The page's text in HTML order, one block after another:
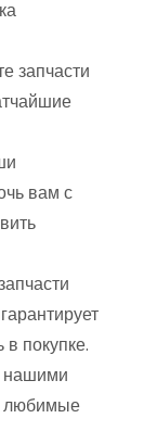
запчасти
вам с
покупке.
нашими
любимые